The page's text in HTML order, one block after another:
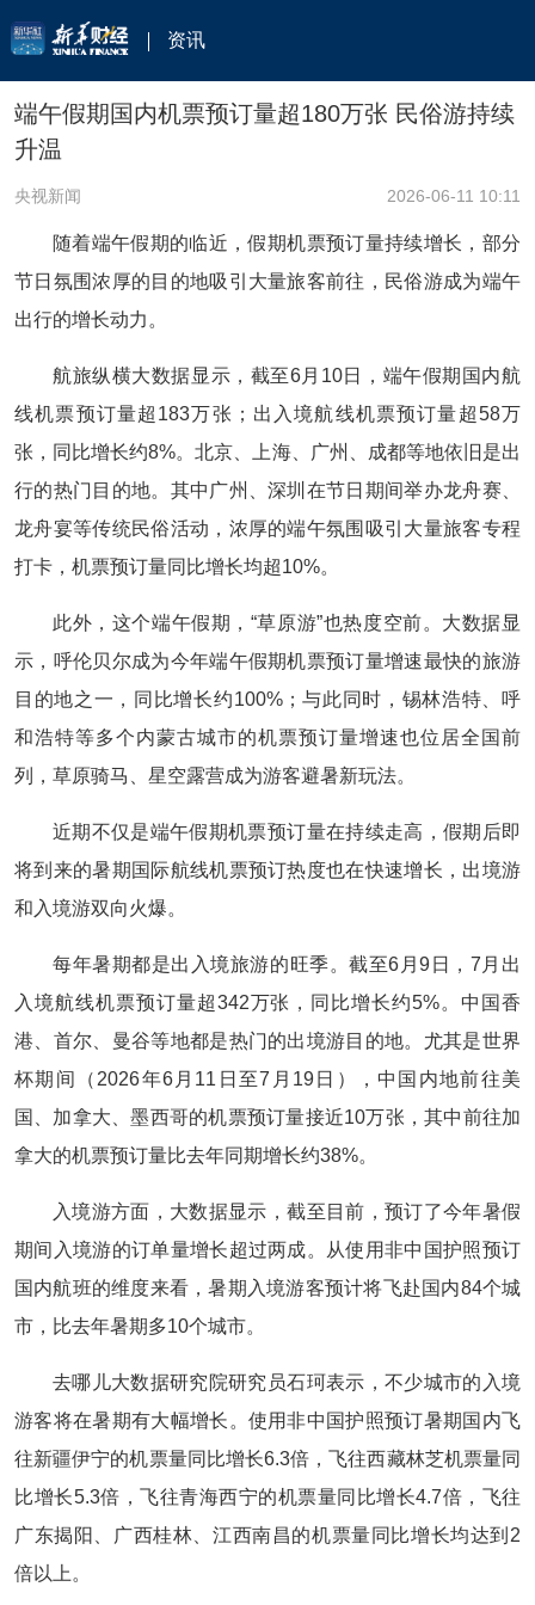
资讯
端午假期国内机票预订量超180万张 民俗游持续
升温
央视新闻 2026-06-11 10:11
随着端午假期的临近，假期机票预订量持续增长，部分
节日氛围浓厚的目的地吸引大量旅客前往，民俗游成为端午
出行的增长动力。
航旅纵横大数据显示，截至6月10日，端午假期国内航
线机票预订量超183万张；出入境航线机票预订量超58万
张，同比增长约8%。北京、上海、广州、成都等地依旧是出
行的热门目的地。其中广州、深圳在节日期间举办龙舟赛、
龙舟宴等传统民俗活动，浓厚的端午氛围吸引大量旅客专程
打卡，机票预订量同比增长均超10%。
此外，这个端午假期，“草原游”也热度空前。大数据显
示，呼伦贝尔成为今年端午假期机票预订量增速最快的旅游
目的地之一，同比增长约100%；与此同时，锡林浩特、呼
和浩特等多个内蒙古城市的机票预订量增速也位居全国前
列，草原骑马、星空露营成为游客避暑新玩法。
近期不仅是端午假期机票预订量在持续走高，假期后即
将到来的暑期国际航线机票预订热度也在快速增长，出境游
和入境游双向火爆。
每年暑期都是出入境旅游的旺季。截至6月9日，7月出
入境航线机票预订量超342万张，同比增长约5%。中国香
港、首尔、曼谷等地都是热门的出境游目的地。尤其是世界
杯期间（2026年6月11日至7月19日），中国内地前往美
国、加拿大、墨西哥的机票预订量接近10万张，其中前往加
拿大的机票预订量比去年同期增长约38%。
入境游方面，大数据显示，截至目前，预订了今年暑假
期间入境游的订单量增长超过两成。从使用非中国护照预订
国内航班的维度来看，暑期入境游客预计将飞赴国内84个城
市，比去年暑期多10个城市。
去哪儿大数据研究院研究员石珂表示，不少城市的入境
游客将在暑期有大幅增长。使用非中国护照预订暑期国内飞
往新疆伊宁的机票量同比增长6.3倍，飞往西藏林芝机票量同
比增长5.3倍，飞往青海西宁的机票量同比增长4.7倍，飞往
广东揭阳、广西桂林、江西南昌的机票量同比增长均达到2
倍以上。